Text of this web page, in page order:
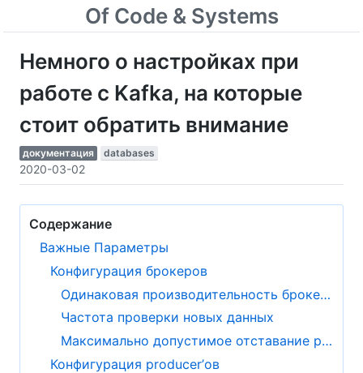
Of Code & Systems
Немного о настройках при
работе с Kafka, на которые
стоит обратить внимание
документация databases
2020-03-02
Содержание
Важные Параметры
Конфигурация брокеров
Одинаковая производительность брокеров
Частота проверки новых данных
Максимально допустимое отставание реплики от лидера
Конфигурация producer’ов